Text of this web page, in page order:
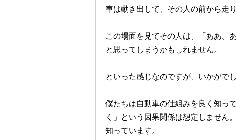
車は動き出して、その人の前から走
この場面を見てその人は、「ああ、
と思ってしまうかもしれません。
といった感じなのですが、いかがで
僕たちは自動車の仕組みを良く知っ
く」という因果関係は想定しません
知っています。